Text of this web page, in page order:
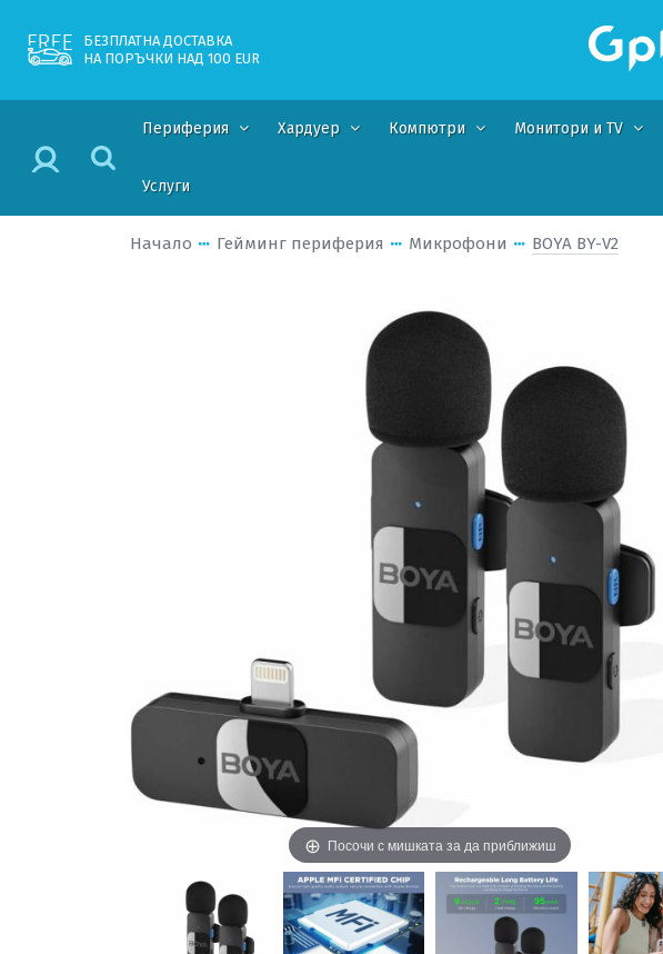
БЕЗПЛАТНА ДОСТАВКА
НА ПОРЪЧКИ НАД 100 EUR
Периферия Хардуер Компютри Монитори и TV
Услуги
Начало Гейминг периферия Микрофони BOYA BY-V2
Посочи с мишката за да приближиш